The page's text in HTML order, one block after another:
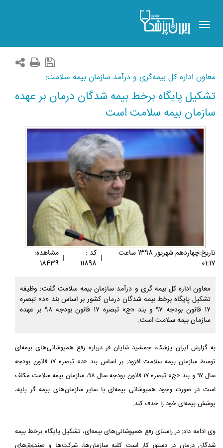
Toggle
navigation
معاون اداره کل بیمه‌گری و درآمد سازمان بیمه سلامت:
تشکیل پایگاه برخط بیمه شدگان درمان بر عهده
سازمان بیمه سلامت است
تاريخ:چهاردهم شهريور 1398 ساعت
01:17
| کد :
11898
| مشاهده:
18439
معاون اداره کل بیمه گری و درآمد سازمان بیمه سلامت گفت: وظیفه
تشکیل پایگاه برخط بیمه شدگان درمان کشور بر اساس بند «د» تبصره
۱۷ قانون بودجه ۹۷ و بند «ج» تبصره ۱۷ قانون بودجه ۹۸ بر عهده
سازمان بیمه سلامت است.
به گزارش ایران پزشک، جمشید شایان فر درباره رفع همپوشانی‌های بیمه‌ای
توسط سازمان بیمه سلامت افزود: بر اساس بند «د» تبصره ۱۷ قانون بودجه
سال ۹۷ و بند «ج» تبصره ۱۷ قانون بودجه سال ۹۸، سازمان بیمه سلامت مکلف
است در صورت وجود همپوشانی بیمه‌ای با سایر سازمان‌های بیمه گر پایه،
پوشش بیمه‌ای خود را حذف کند.
وی ادامه داد: در راستای رفع همپوشانی‌های بیمه‌ای، تشکیل پایگاه برخط بیمه
شدگان درمان در دستور کار است کلیه سازمان‌ها، شرکت‌ها و صندوق‌های